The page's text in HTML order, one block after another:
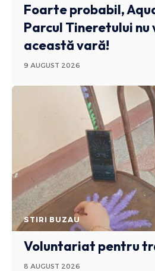
Foarte probabil,
Parcul Tineretului nu
această vară!
9 AUGUST 2026
STIRI BUZAU
Voluntariat pentru
8 AUGUST 2026